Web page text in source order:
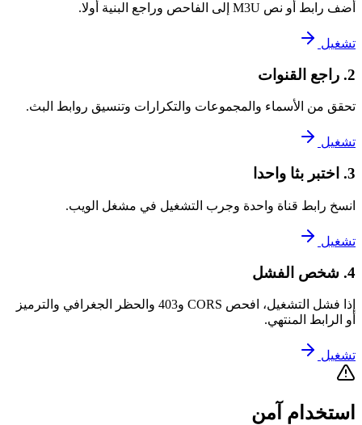
أضف رابط أو نص M3U إلى الفاحص وراجع البنية أولا.
تشغيل
2. راجع القنوات
تحقق من الأسماء والمجموعات والتكرارات وتنسيق روابط البث.
تشغيل
3. اختبر بثا واحدا
انسخ رابط قناة واحدة وجرب التشغيل في مشغل الويب.
تشغيل
4. شخص الفشل
إذا فشل التشغيل، افحص CORS و403 والحظر الجغرافي والترميز
أو الرابط المنتهي.
تشغيل
استخدام آمن